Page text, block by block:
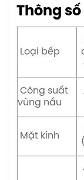
Thông
Loại bếp
Công suất
vùng nấu
Mặt kính